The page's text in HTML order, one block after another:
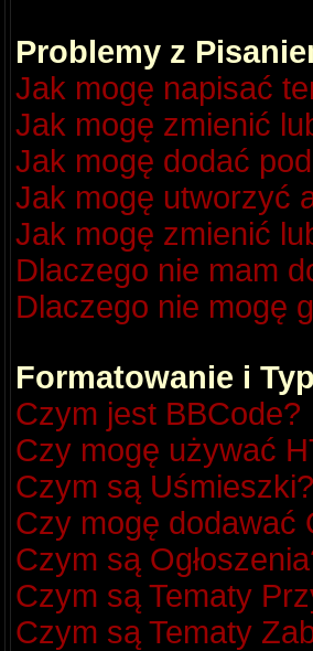
Problemy z
Jak mogę napisać
Jak mogę zmienić
Jak mogę dodać
Jak mogę utworzyć
Jak mogę zmienić
Dlaczego nie mam
Dlaczego nie mogę
Formatowanie i
Czym jest BBCode?
Czy mogę używać
Czym są Uśmieszki?
Czy mogę dodawać
Czym są
Czym są Tematy
Czym są Tematy